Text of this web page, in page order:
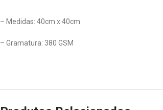
– Medidas: 40cm x 40cm
– Gramatura: 380 GSM